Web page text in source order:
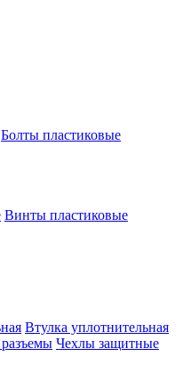
Болты пластиковые
Винты пластиковые
Втулка уплотнительная
Чехлы защитные